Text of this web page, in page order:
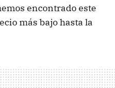
encontrado este
más bajo hasta la